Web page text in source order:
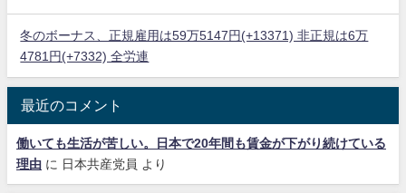
冬のボーナス、正規雇用は59万5147円(+13371) 非正規は6万
4781円(+7332) 全労連
最近のコメント
働いても生活が苦しい。日本で20年間も賃金が下がり続けている
理由 に 日本共産党員 より